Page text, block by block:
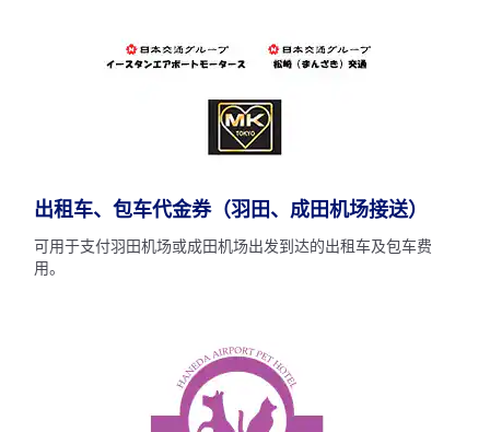
出租车、包车代金券（羽田、成田机场接送）
可用于支付羽田机场或成田机场出发到达的出租车及包车费
用。